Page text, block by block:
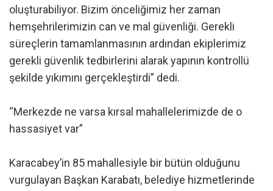
oluşturabiliyor. Bizim önceliğimiz her zaman
hemşehrilerimizin can ve mal güvenliği. Gerekli
süreçlerin tamamlanmasının ardından ekiplerimiz
gerekli güvenlik tedbirlerini alarak yapının kontrollü
şekilde yıkımını gerçekleştirdi” dedi.
“Merkezde ne varsa kırsal mahallelerimizde de o
hassasiyet var”
Karacabey’in 85 mahallesiyle bir bütün olduğunu
vurgulayan Başkan Karabatı, belediye hizmetlerinde